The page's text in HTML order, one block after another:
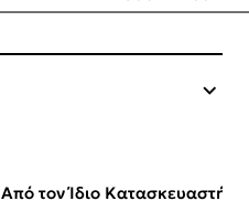
Από τον Ίδιο Κατασκευαστή